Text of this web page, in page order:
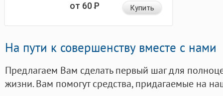
от 60Р Купить
На пути к совершенству вместе с нами
Предлагаем Вам сделать первый шаг для
жизни. Вам помогут средства, придагаемые на